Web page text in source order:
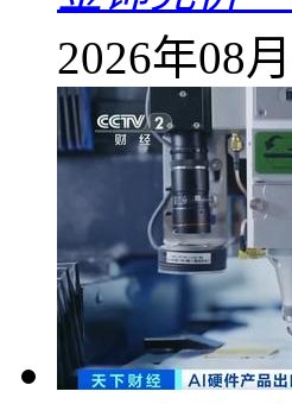
2026年08